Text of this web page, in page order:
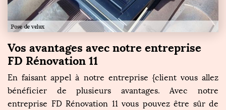
Vos avantages avec notre entreprise
FD Rénovation 11
En faisant appel à notre entreprise {client vous allez
bénéficier de plusieurs avantages. Avec notre
entreprise FD Rénovation 11 vous pouvez être sûr de